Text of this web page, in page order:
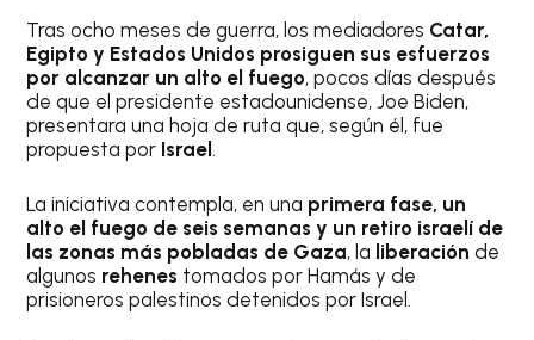
Tras ocho meses de guerra, los mediadores Catar,
Egipto y Estados Unidos prosiguen sus esfuerzos
por alcanzar un alto el fuego, pocos días después
de que el presidente estadounidense, Joe Biden,
presentara una hoja de ruta que, según él, fue
propuesta por Israel.
La iniciativa contempla, en una primera fase, un
alto el fuego de seis semanas y un retiro israelí de
las zonas más pobladas de Gaza, la liberaciónde
algunos rehenes tomados por Hamás y de
prisioneros palestinos detenidos por Israel.